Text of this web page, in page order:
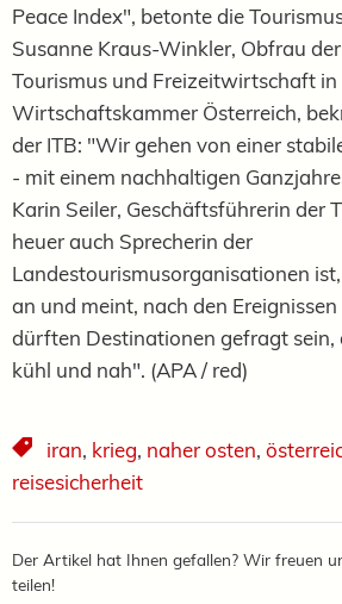
Peace Index", betonte die
Susanne Kraus-Winkler, Obfrau
Tourismus und Freizeitwirtschaft in
Wirtschaftskammer Österreich,
der ITB: "Wir gehen von einer
- mit einem nachhaltigen
Karin Seiler, Geschäftsführerin der
heuer auch Sprecherin der
Landestourismusorganisationen
an und meint, nach den
dürften Destinationen gefragt sein,
kühl und nah". (APA / red)
iran, krieg, naher osten,
reisesicherheit
Der Artikel hat Ihnen gefallen? Wir freuen
teilen!